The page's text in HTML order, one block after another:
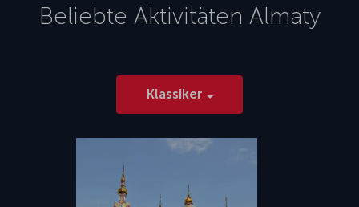
Beliebte Aktivitäten Almaty
Klassiker